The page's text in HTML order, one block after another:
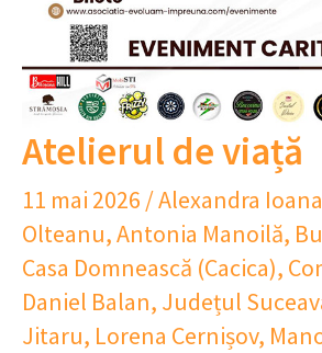
Atelierul de viață
11 mai 2026 /Alexandra Ioana
Olteanu,Antonia Manoilă,
Casa Domnească (Cacica),
Daniel Balan, Județul
Jitaru, Lorena Cernișov,